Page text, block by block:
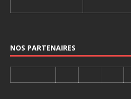
NOS PARTENAIRES